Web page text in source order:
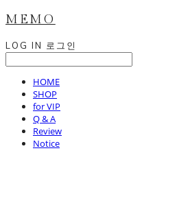
MEMO
LOG IN 로그인
HOME
SHOP
for VIP
Q & A
Review
Notice